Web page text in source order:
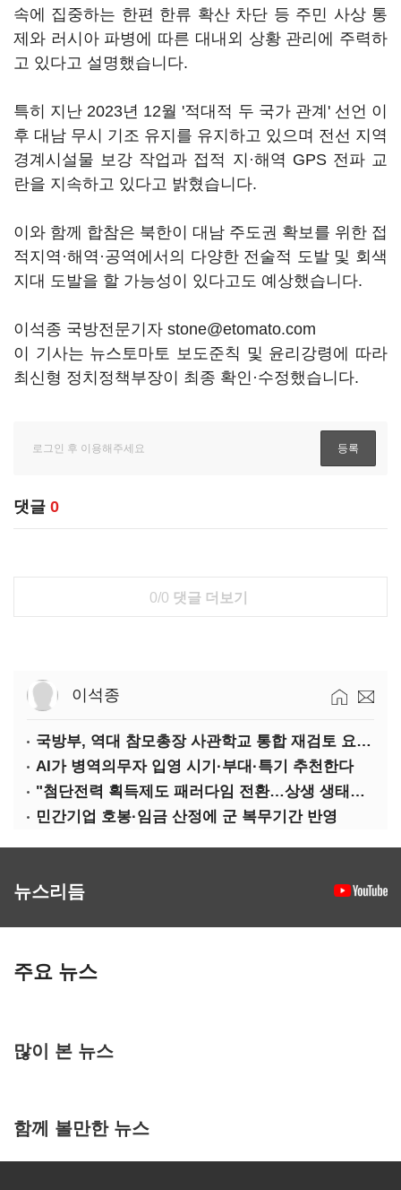
속에 집중하는 한편 한류 확산 차단 등 주민 사상 통
제와 러시아 파병에 따른 대내외 상황 관리에 주력하
고 있다고 설명했습니다.
특히 지난 2023년 12월 '적대적 두 국가 관계' 선언 이
후 대남 무시 기조 유지를 유지하고 있으며 전선 지역
경계시설물 보강 작업과 접적 지·해역 GPS 전파 교
란을 지속하고 있다고 밝혔습니다.
이와 함께 합참은 북한이 대남 주도권 확보를 위한 접
적지역·해역·공역에서의 다양한 전술적 도발 및 회색
지대 도발을 할 가능성이 있다고도 예상했습니다.
이석종 국방전문기자 stone@etomato.com
이 기사는 뉴스토마토 보도준칙 및 윤리강령에 따라
최신형 정치정책부장이 최종 확인·수정했습니다.
댓글 0
0/0 댓글 더보기
이석종
국방부, 역대 참모총장 사관학교 통합 재검토 요구에 "다양한 의견 수렴해 합리적 시스템 만들 것"
AI가 병역의무자 입영 시기·부대·특기 추천한다
"첨단전력 획득제도 패러다임 전환…상생 생태계 조성해 대체불가 K-방산 도약"
민간기업 호봉·임금 산정에 군 복무기간 반영
뉴스리듬
주요 뉴스
많이 본 뉴스
함께 볼만한 뉴스